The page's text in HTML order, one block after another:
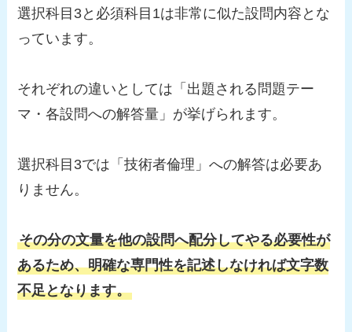
選択科目3と必須科目1は非常に似た設問内容とな
っています。
それぞれの違いとしては「出題される問題テー
マ・各設問への解答量」が挙げられます。
選択科目3では「技術者倫理」への解答は必要あ
りません。
その分の文量を他の設問へ配分してやる必要性が
あるため、明確な専門性を記述しなければ文字数
不足となります。